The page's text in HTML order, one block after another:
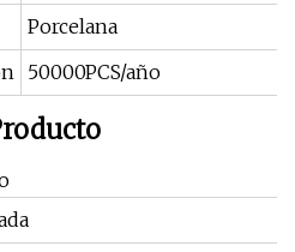
Porcelana
50000PCS/año